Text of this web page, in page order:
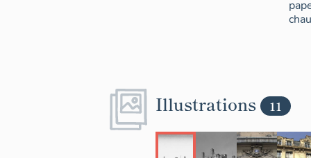
Illustrations 11